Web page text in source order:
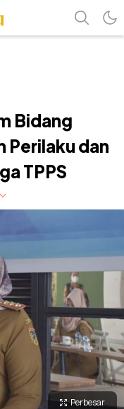
Bidang
Perilaku dan
TPPS
Perbesar